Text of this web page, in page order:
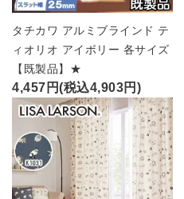
タチカワ アルミブラインド テ
ィオリオ アイボリー 各サイズ
【既製品】★
4,457円(税込4,903円)